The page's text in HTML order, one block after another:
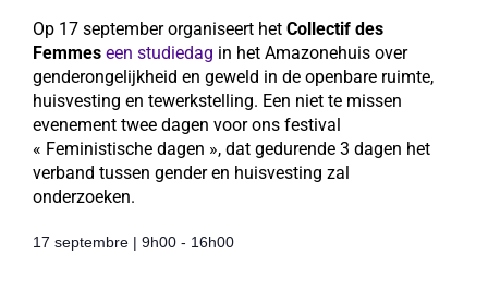
Op 17 september organiseert het Collectif des
Femmes een studiedag in het Amazonehuis over
genderongelijkheid en geweld in de openbare ruimte,
huisvesting en tewerkstelling. Een niet te missen
evenement twee dagen voor ons festival
« Feministische dagen », dat gedurende 3 dagen het
verband tussen gender en huisvesting zal
onderzoeken.
17 septembre | 9h00 - 16h00